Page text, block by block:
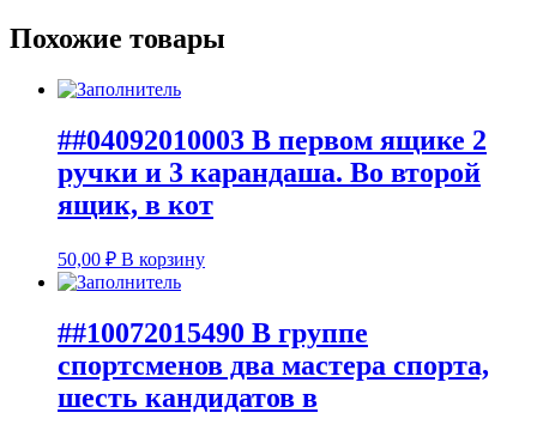
Похожие товары
##04092010003 В первом ящике 2
ручки и 3 карандаша. Во второй
ящик, в кот
50,00 ₽ В корзину
##10072015490 В группе
спортсменов два мастера спорта,
шесть кандидатов в